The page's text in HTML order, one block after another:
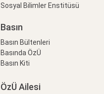
Sosyal Bilimler Enstitüsü
Basın
Basın Bültenleri
Basında ÖzÜ
Basın Kiti
ÖzÜ Ailesi